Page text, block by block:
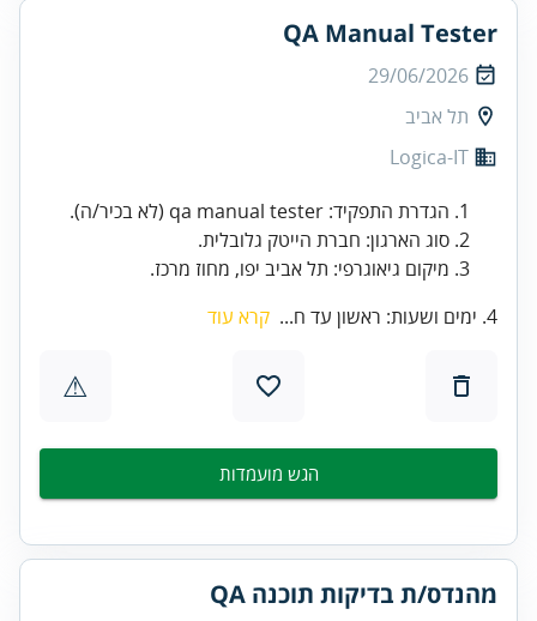
QA Manual Tester
29/06/2026
תל אביב
Logica-IT
הגדרת התפקיד: qa manual tester (לא בכיר/ה).
סוג הארגון: חברת הייטק גלובלית.
מיקום גיאוגרפי: תל אביב יפו, מחוז מרכז.
4. ימים ושעות: ראשון עד ח...
קרא עוד
⚠
הגש מועמדות
מהנדס/ת בדיקות תוכנה QA